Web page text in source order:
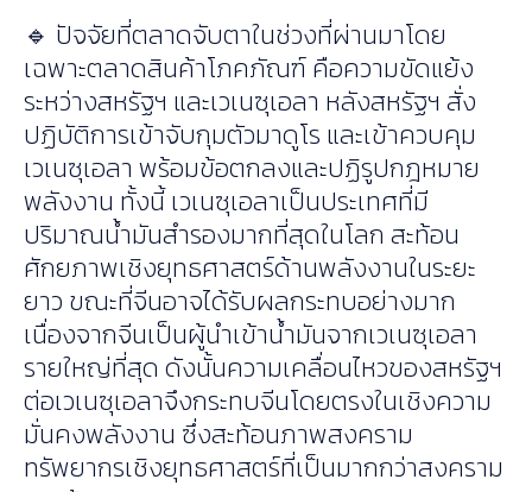
🔹 ปัจจัยที่ตลาดจับตาในช่วงที่ผ่านมาโดย
เฉพาะตลาดสินค้าโภคภัณฑ์ คือความขัดแย้ง
ระหว่างสหรัฐฯ และเวเนซุเอลา หลังสหรัฐฯ สั่ง
ปฏิบัติการเข้าจับกุมตัวมาดูโร และเข้าควบคุม
เวเนซุเอลา พร้อมข้อตกลงและปฏิรูปกฎหมาย
พลังงาน ทั้งนี้ เวเนซุเอลาเป็นประเทศที่มี
ปริมาณน้ำมันสำรองมากที่สุดในโลก สะท้อน
ศักยภาพเชิงยุทธศาสตร์ด้านพลังงานในระยะ
ยาว ขณะที่จีนอาจได้รับผลกระทบอย่างมาก
เนื่องจากจีนเป็นผู้นำเข้าน้ำมันจากเวเนซุเอลา
รายใหญ่ที่สุด ดังนั้นความเคลื่อนไหวของสหรัฐฯ
ต่อเวเนซุเอลาจึงกระทบจีนโดยตรงในเชิงความ
มั่นคงพลังงาน ซึ่งสะท้อนภาพสงคราม
ทรัพยากรเชิงยุทธศาสตร์ที่เป็นมากกว่าสงคราม